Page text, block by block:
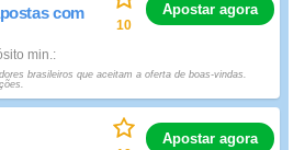
com
min.
10
Apostar agora
brasileiros que aceitam a oferta de boas-vindas.
Apostar agora